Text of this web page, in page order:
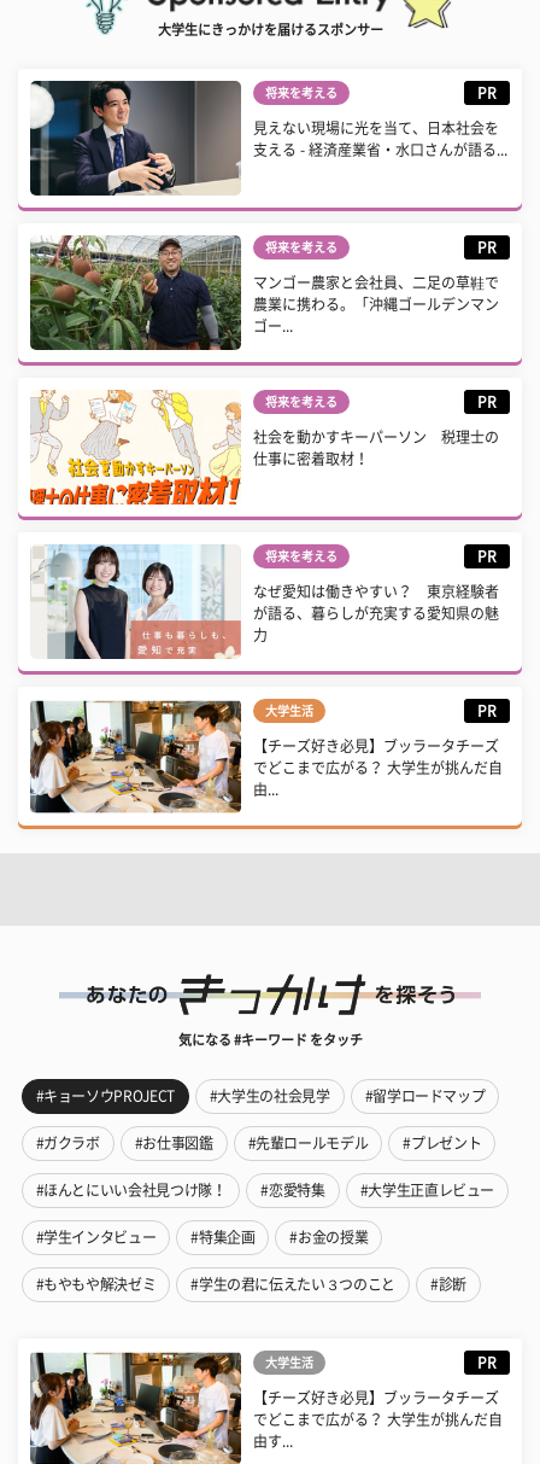
大学生にきっかけを届けるスポンサー
将来を考える PR
見えない現場に光を当て、日本社会を
支える - 経済産業省・水口さんが語る...
将来を考える PR
マンゴー農家と会社員、二足の草鞋で
農業に携わる。「沖縄ゴールデンマン
ゴー...
将来を考える PR
社会を動かすキーパーソン 税理士の
仕事に密着取材！
将来を考える PR
なぜ愛知は働きやすい？ 東京経験者
が語る、暮らしが充実する愛知県の魅
力
大学生活 PR
【チーズ好き必見】ブッラータチーズ
でどこまで広がる？ 大学生が挑んだ自
由...
気になる #キーワード をタッチ
#キョーソウPROJECT #大学生の社会見学 #留学ロードマップ
#ガクラボ #お仕事図鑑 #先輩ロールモデル #プレゼント
#ほんとにいい会社見つけ隊！ #恋愛特集 #大学生正直レビュー
#学生インタビュー #特集企画 #お金の授業
#もやもや解決ゼミ #学生の君に伝えたい３つのこと #診断
大学生活 PR
【チーズ好き必見】ブッラータチーズ
でどこまで広がる？ 大学生が挑んだ自
由す...